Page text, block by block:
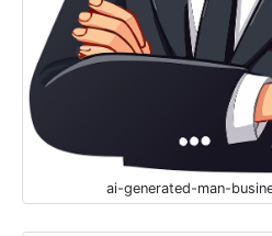
ai-generated-man-